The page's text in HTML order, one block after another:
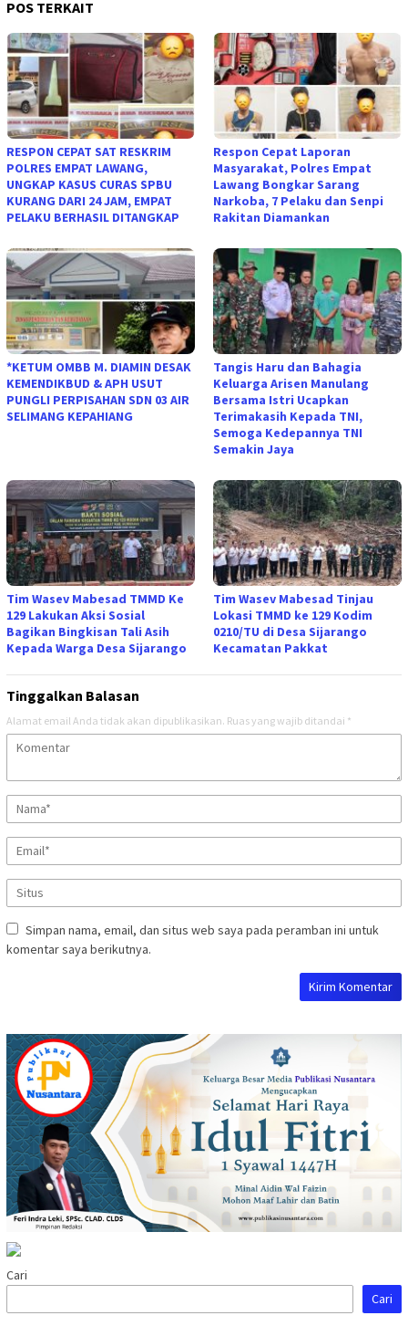
POS TERKAIT
RESPON CEPAT SAT RESKRIM
POLRES EMPAT LAWANG,
UNGKAP KASUS CURAS SPBU
KURANG DARI 24 JAM, EMPAT
PELAKU BERHASIL DITANGKAP
Respon Cepat Laporan
Masyarakat, Polres Empat
Lawang Bongkar Sarang
Narkoba, 7 Pelaku dan Senpi
Rakitan Diamankan
*KETUM OMBB M. DIAMIN DESAK
KEMENDIKBUD & APH USUT
PUNGLI PERPISAHAN SDN 03 AIR
SELIMANG KEPAHIANG
Tangis Haru dan Bahagia
Keluarga Arisen Manulang
Bersama Istri Ucapkan
Terimakasih Kepada TNI,
Semoga Kedepannya TNI
Semakin Jaya
Tim Wasev Mabesad TMMD Ke
129 Lakukan Aksi Sosial
Bagikan Bingkisan Tali Asih
Kepada Warga Desa Sijarango
Tim Wasev Mabesad Tinjau
Lokasi TMMD ke 129 Kodim
0210/TU di Desa Sijarango
Kecamatan Pakkat
Tinggalkan Balasan
Alamat email Anda tidak akan dipublikasikan. Ruas yang wajib ditandai *
Simpan nama, email, dan situs web saya pada peramban ini untuk
komentar saya berikutnya.
Cari
Cari